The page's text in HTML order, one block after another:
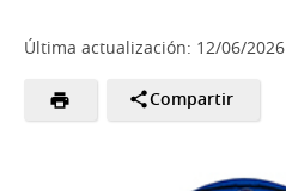
Última actualización: 12/06/2026
Compartir